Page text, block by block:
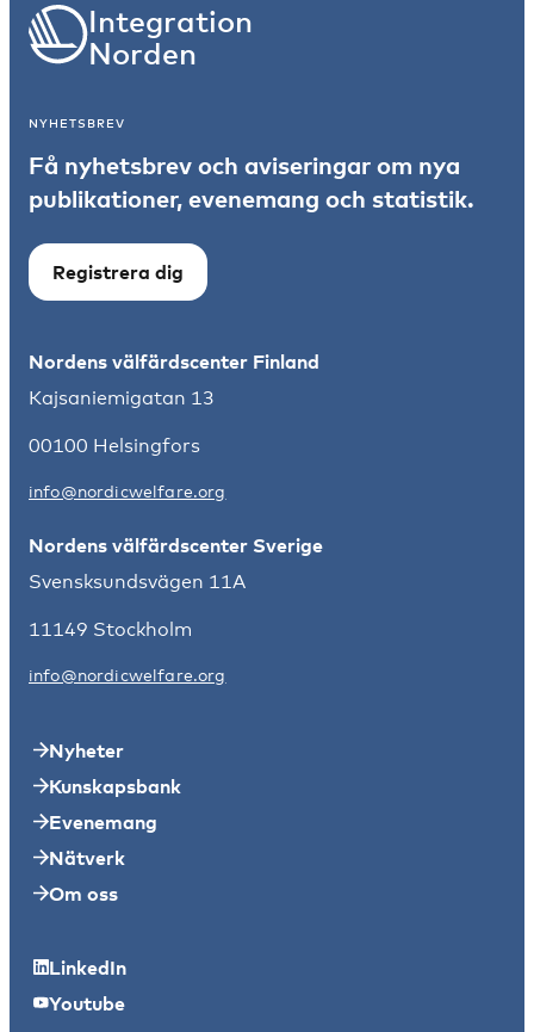
Integration
Norden
NYHETSBREV
Få nyhetsbrev och aviseringar om nya
publikationer, evenemang och statistik.
Registrera dig
Nordens välfärdscenter Finland
Kajsaniemigatan 13
00100 Helsingfors
info@nordicwelfare.org
Nordens välfärdscenter Sverige
Svensksundsvägen 11A
11149 Stockholm
info@nordicwelfare.org
Nyheter
Kunskapsbank
Evenemang
Nätverk
Om oss
LinkedIn
Youtube